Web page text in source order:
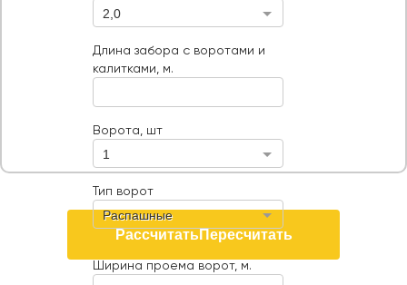
2,0
Длина забора с воротами и
калитками, м.
Ворота, шт
1
Тип ворот
Распашные
Ширина проема ворот, м.
Высота забора, м.
Длина забора с воротами и калитками, м.
Тип ворот
РассчитатьПересчитать